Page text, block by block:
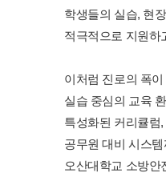
학생들의 실습, 현
적극적으로 지원하
이처럼 진로의 폭이
실습 중심의 교육
특성화된 커리큘럼,
공무원 대비 시스
오산대학교 소방안